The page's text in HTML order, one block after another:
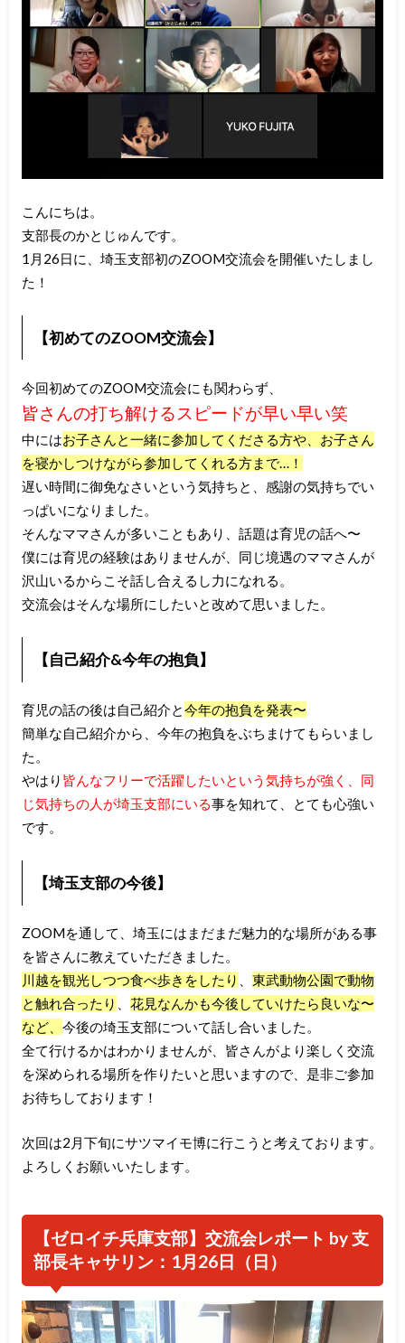
こんにちは。
支部長のかとじゅんです。
1月26日に、埼玉支部初のZOOM交流会を開催いたしまし
た！
【初めてのZOOM交流会】
今回初めてのZOOM交流会にも関わらず、
皆さんの打ち解けるスピードが早い早い笑
中にはお子さんと一緒に参加してくださる方や、お子さん
を寝かしつけながら参加してくれる方まで…！
遅い時間に御免なさいという気持ちと、感謝の気持ちでい
っぱいになりました。
そんなママさんが多いこともあり、話題は育児の話へ〜
僕には育児の経験はありませんが、同じ境遇のママさんが
沢山いるからこそ話し合えるし力になれる。
交流会はそんな場所にしたいと改めて思いました。
【自己紹介&今年の抱負】
育児の話の後は自己紹介と今年の抱負を発表〜
簡単な自己紹介から、今年の抱負をぶちまけてもらいまし
た。
やはり 皆んなフリーで活躍したいという気持ちが強く、同
じ気持ちの人が埼玉支部にいる事を知れて、とても心強い
です。
【埼玉支部の今後】
ZOOMを通して、埼玉にはまだまだ魅力的な場所がある事
を皆さんに教えていただきました。
川越を観光しつつ食べ歩きをしたり
東武動物公園で動物
と触れ合ったり
花見なんかも今後していけたら良いな〜
など、 今後の埼玉支部について話し合いました。
全て行けるかはわかりませんが、皆さんがより楽しく交流
を深められる場所を作りたいと思いますので、是非ご参加
お待ちしております！
次回は2月下旬にサツマイモ博に行こうと考えております。
よろしくお願いいたします。
【ゼロイチ兵庫支部】交流会レポート by 支
部長キャサリン：1月26日（日）